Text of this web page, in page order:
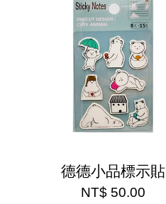
德德小品標示貼
NT$ 50.00